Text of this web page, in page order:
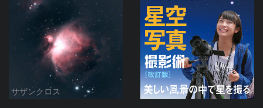
サザンクロス